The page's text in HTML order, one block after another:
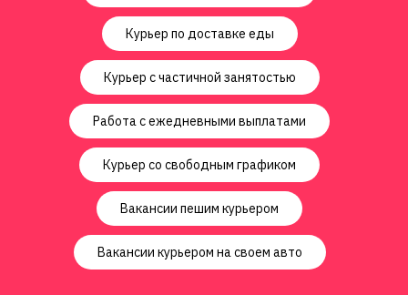
Курьер по доставке еды
Курьер с частичной занятостью
Работа с ежедневными выплатами
Курьер со свободным графиком
Вакансии пешим курьером
Вакансии курьером на своем авто